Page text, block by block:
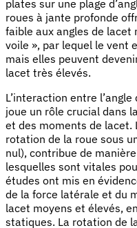
plates sur une plage
roues à jante profonde
faible aux angles de lacet
voile », par lequel le vent
mais elles peuvent
lacet très élevés.
L’interaction entre
joue un rôle crucial dans
et des moments de lacet.
rotation de la roue sous
nul), contribue de
lesquelles sont vitales
études ont mis en
de la force latérale et du
lacet moyens et élevés,
statiques. La rotation de